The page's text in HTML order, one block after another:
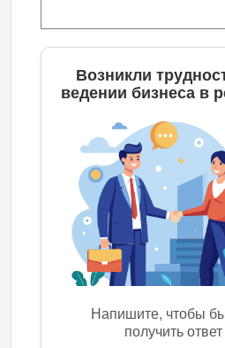
Возникли
ведении бизнеса в
Напишите, чтобы
получить ответ